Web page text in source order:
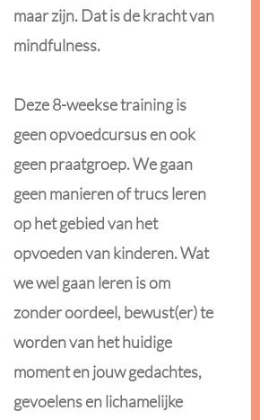
maar zijn. Dat is de kracht van
mindfulness.
Deze 8-weekse training is
geen opvoedcursus en ook
geen praatgroep. We gaan
geen manieren of trucs leren
op het gebied van het
opvoeden van kinderen. Wat
we wel gaan leren is om
zonder oordeel, bewust(er) te
worden van het huidige
moment en jouw gedachtes,
gevoelens en lichamelijke